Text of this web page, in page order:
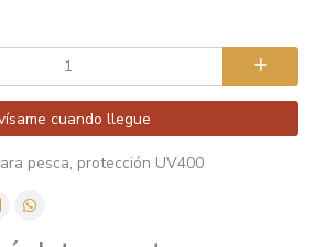
cuando llegue
pesca, protección UV400